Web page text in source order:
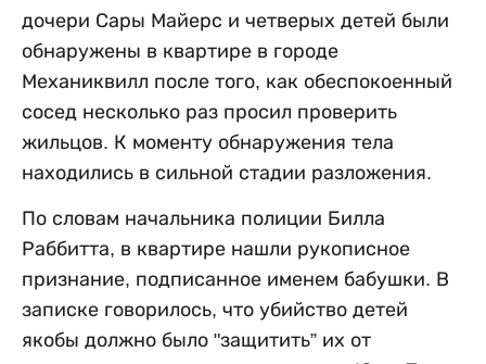
дочери Сары Майерс и четверых детей были
обнаружены в квартире в городе
Механиквилл после того, как обеспокоенный
сосед несколько раз просил проверить
жильцов. К моменту обнаружения тела
находились в сильной стадии разложения.
По словам начальника полиции Билла
Раббитта, в квартире нашли рукописное
признание, подписанное именем бабушки. В
записке говорилось, что убийство детей
якобы должно было "защитить” их от